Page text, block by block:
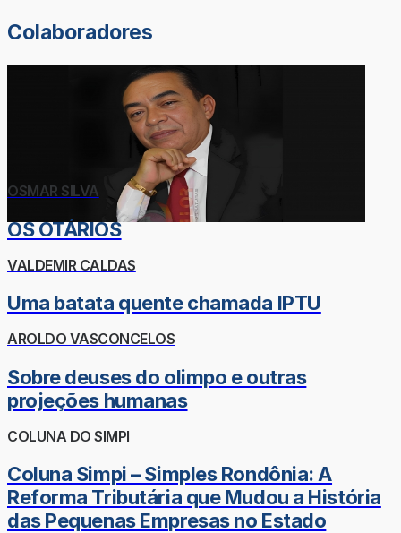
Colaboradores
OSMAR SILVA
OS OTÁRIOS
VALDEMIR CALDAS
Uma batata quente chamada IPTU
AROLDO VASCONCELOS
Sobre deuses do olimpo e outras
projeções humanas
COLUNA DO SIMPI
Coluna Simpi – Simples Rondônia: A
Reforma Tributária que Mudou a História
das Pequenas Empresas no Estado